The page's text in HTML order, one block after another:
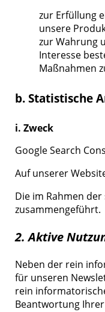
zur Erfüllung
unsere
zur Wahrung
Interesse
Maßnahmen
b. Statistische
i. Zweck
Google Search
Auf unserer
Die im Rahmen
zusammengeführt.
2. Aktive
Neben der rein
für unseren
rein
Beantwortung